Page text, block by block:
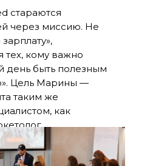
стараются
через миссию. Не
тех, кому важно
день быть полезным
Цель Марины —
таким же
как